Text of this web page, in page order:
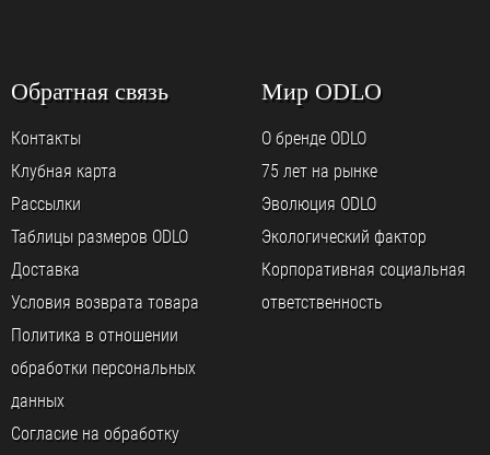
Обратная связь
Контакты
Клубная карта
Рассылки
Таблицы размеров ODLO
Доставка
Условия возврата товара
Политика в отношении
обработки персональных
данных
Согласие на обработку
Мир ODLO
О бренде ODLO
75 лет на рынке
Эволюция ODLO
Экологический фактор
Корпоративная социальная
ответственность